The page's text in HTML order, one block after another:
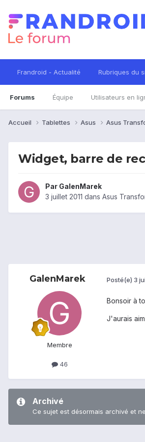
Frandroid - Actualité Rubriques du
Forums Équipe Utilisateurs en
Accueil Tablettes Asus Asus
Widget, barre de
Par GalenMarek
3 juillet 2011 dans Asus
GalenMarek
Membre
46
Posté(e) 3
Bonsoir à
J'aurais
Archivé
Ce sujet est désormais archivé et